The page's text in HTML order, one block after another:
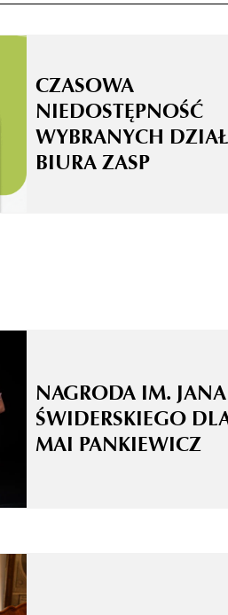
CZASOWA
NIEDOSTĘPNOŚĆ
WYBRANYCH
BIURA ZASP
NAGRODA IM. JANA
ŚWIDERSKIEGO
MAI PANKIEWICZ